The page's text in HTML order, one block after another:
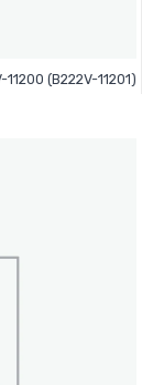
(B222V-11201)